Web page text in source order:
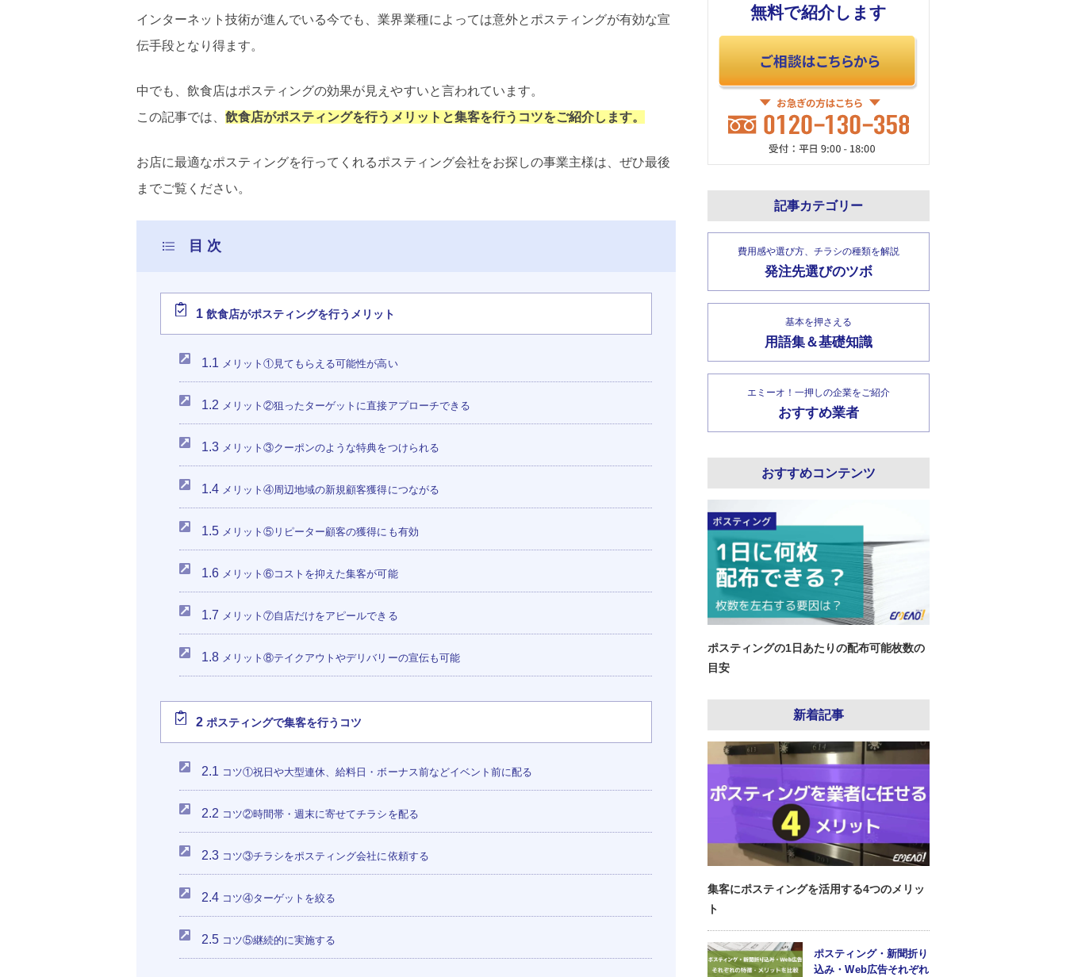
インターネット技術が進んでいる今でも、業界業種によっては意外とポスティングが有効な宣
伝手段となり得ます。
中でも、飲食店はポスティングの効果が見えやすいと言われています。
この記事では、飲食店がポスティングを行うメリットと集客を行うコツをご紹介します。
お店に最適なポスティングを行ってくれるポスティング会社をお探しの事業主様は、ぜひ最後
までご覧ください。
1 飲食店がポスティングを行うメリット
1.1 メリット①見てもらえる可能性が高い
1.2 メリット②狙ったターゲットに直接アプローチできる
1.3 メリット③クーポンのような特典をつけられる
1.4 メリット④周辺地域の新規顧客獲得につながる
1.5 メリット⑤リピーター顧客の獲得にも有効
1.6 メリット⑥コストを抑えた集客が可能
1.7 メリット⑦自店だけをアピールできる
1.8 メリット⑧テイクアウトやデリバリーの宣伝も可能
2 ポスティングで集客を行うコツ
2.1 コツ①祝日や大型連休、給料日・ボーナス前などイベント前に配る
2.2 コツ②時間帯・週末に寄せてチラシを配る
2.3 コツ③チラシをポスティング会社に依頼する
2.4 コツ④ターゲットを絞る
2.5 コツ⑤継続的に実施する
無料で紹介します
記事カテゴリー
費用感や選び方、チラシの種類を解説
発注先選びのツボ
基本を押さえる
用語集＆基礎知識
エミーオ！一押しの企業をご紹介
おすすめ業者
おすすめコンテンツ
ポスティングの1日あたりの配布可能枚数の
目安
新着記事
集客にポスティングを活用する4つのメリッ
ト
ポスティング・新聞折り
込み・Web広告それぞれ